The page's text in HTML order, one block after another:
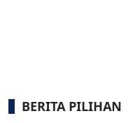
BERITA PILIHAN